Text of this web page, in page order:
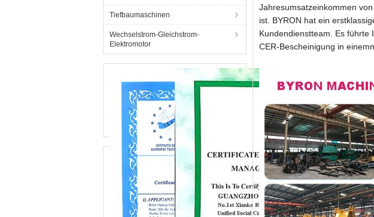
Tiefbaumaschinen
Wechselstrom-Gleichstrom-
Elektromotor
Jahresumsatzeinkommen
ist. BYRON hat ein
Kundendienstteam. Es führte
CER-Bescheinigung in